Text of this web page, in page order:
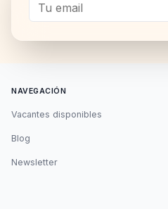
NAVEGACIÓN
Vacantes disponibles
Blog
Newsletter